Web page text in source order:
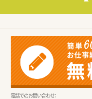
電話でのお問い合わせ：